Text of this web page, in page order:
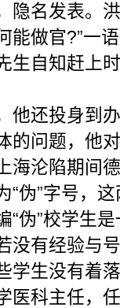
隐名发表。
能做官?”一
生自知赶上
还投身到办
的问题，他
沦陷期间德
“伪”字号，
“伪”校学生
没有经验与
学生没有着
医科主任，